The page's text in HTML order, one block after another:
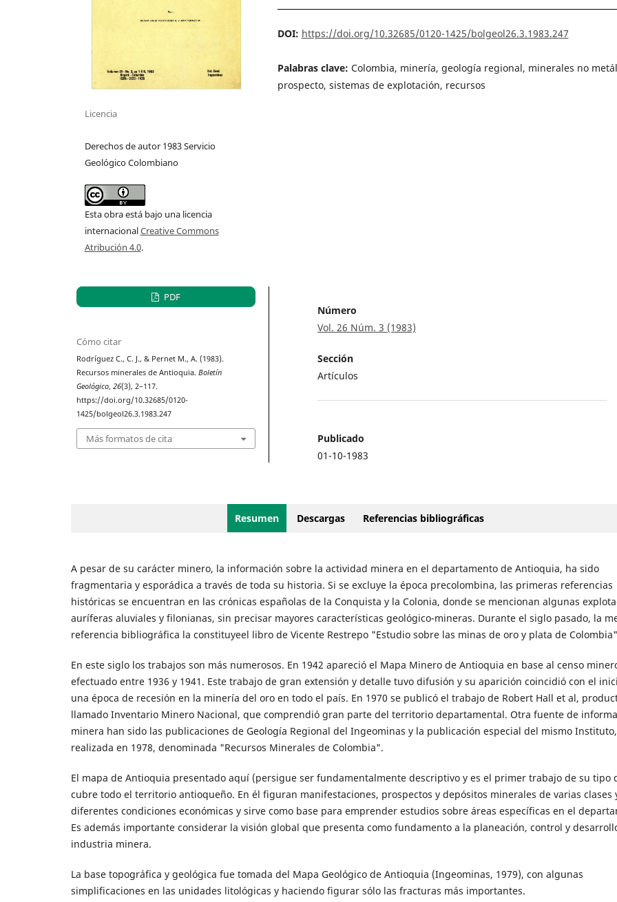
DOI: https://doi.org/10.32685/0120-1425/bolgeol26.3.1983.247
Palabras clave: Colombia, minería, geología regional, minerales no
prospecto, sistemas de explotación, recursos
Licencia
Derechos de autor 1983 Servicio
Geológico Colombiano
Esta obra está bajo una licencia
internacionalCreative Commons
Atribución 4.0.
PDF
Cómo citar
Rodríguez C., C. J., & Pernet M., A. (1983).
Recursos minerales de Antioquia.Boletín
Geológico,26(3), 2–117.
https://doi.org/10.32685/0120-
1425/bolgeol26.3.1983.247
Más formatos de cita
Número
Vol. 26 Núm. 3 (1983)
Sección
Artículos
Publicado
01-10-1983
Resumen Descargas Referencias bibliográficas
A pesar de su carácter minero, la información sobre la actividad minera en el departamento de Antioquia, ha sido
fragmentaria y esporádica a través de toda su historia. Si se excluye la época precolombina, las primeras referencias
históricas se encuentran en las crónicas españolas de la Conquista y la Colonia, donde se mencionan algunas
auríferas aluviales y filonianas, sin precisar mayores características geológico-mineras. Durante el siglo pasado, la
referencia bibliográfica la constituyeel libro de Vicente Restrepo "Estudio sobre las minas de oro y plata de
En este siglo los trabajos son más numerosos. En 1942 apareció el Mapa Minero de Antioquia en base al censo
efectuado entre 1936 y 1941. Este trabajo de gran extensión y detalle tuvo difusión y su aparición coincidió con el
una época de recesión en la minería del oro en todo el país. En 1970 se publicó el trabajo de Robert Hall et al,
llamado Inventario Minero Nacional, que comprendió gran parte del territorio departamental. Otra fuente de
minera han sido las publicaciones de Geología Regional del Ingeominas y la publicación especial del mismo Instituto,
realizada en 1978, denominada "Recursos Minerales de Colombia".
El mapa de Antioquia presentado aquí (persigue ser fundamentalmente descriptivo y es el primer trabajo de su tipo
cubre todo el territorio antioqueño. En él figuran manifestaciones, prospectos y depósitos minerales de varias clases
diferentes condiciones económicas y sirve como base para emprender estudios sobre áreas específicas en el
Es además importante considerar la visión global que presenta como fundamento a la planeación, control y
industria minera.
La base topográfica y geológica fue tomada del Mapa Geológico de Antioquia (Ingeominas, 1979), con algunas
simplificaciones en las unidades litológicas y haciendo figurar sólo las fracturas más importantes.